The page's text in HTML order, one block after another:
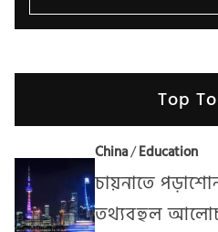
Top
China/Education
চায়নাতে
তথ্যবহুল